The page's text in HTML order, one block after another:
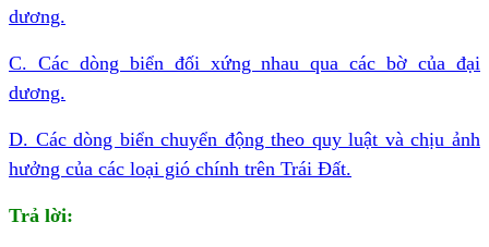
dương.
C. Các dòng biển đối xứng nhau qua các bờ của đại
dương.
D. Các dòng biển chuyển động theo quy luật và chịu ảnh
hưởng của các loại gió chính trên Trái Đất.
Trả lời: